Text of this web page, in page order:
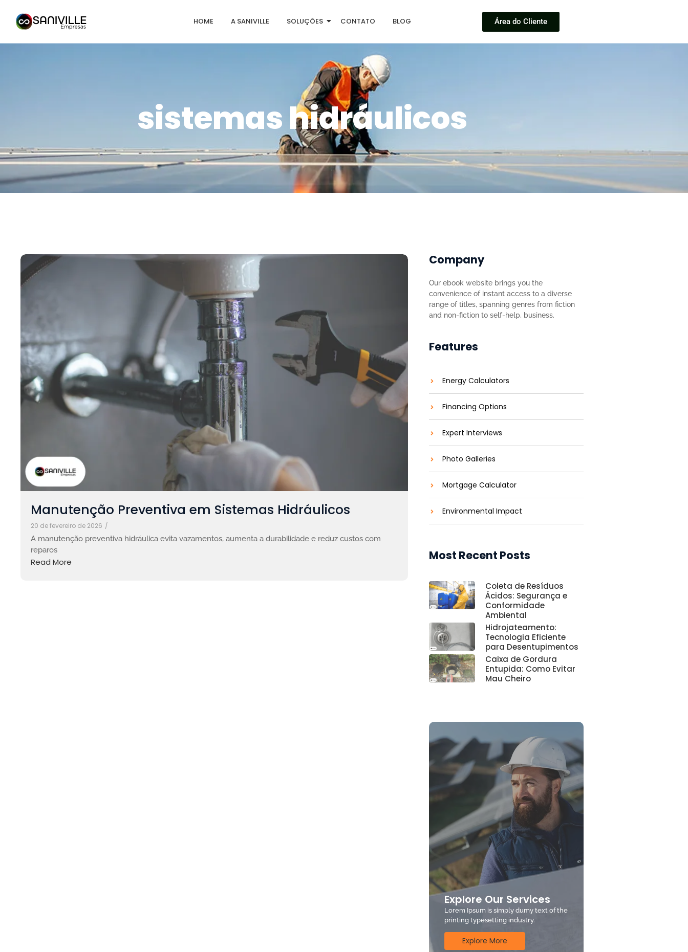
HOME A SANIVILLE SOLUÇÕES CONTATO BLOG Área do Cliente
sistemas hidráulicos
Manutenção Preventiva em Sistemas Hidráulicos
20 de fevereiro de 2026 /
A manutenção preventiva hidráulica evita vazamentos, aumenta a durabilidade e reduz custos com
reparos
Read More
Company
Our ebook website brings you the
convenience of instant access to a diverse
range of titles, spanning genres from fiction
and non-fiction to self-help, business.
Features
Energy Calculators
Financing Options
Expert Interviews
Photo Galleries
Mortgage Calculator
Environmental Impact
Most Recent Posts
Coleta de Resíduos
Ácidos: Segurança e
Conformidade
Ambiental
Hidrojateamento:
Tecnologia Eficiente
para Desentupimentos
Caixa de Gordura
Entupida: Como Evitar
Mau Cheiro
Explore Our Services
Lorem Ipsum is simply dumy text of the
printing typesetting industry.
Explore More